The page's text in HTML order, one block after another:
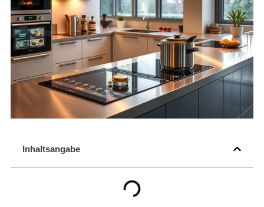
Inhaltsangabe